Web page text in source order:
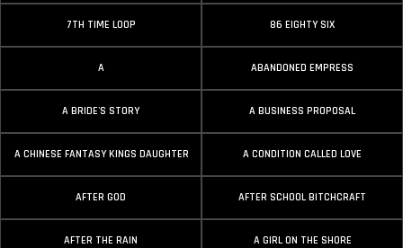
7TH TIME LOOP 86 EIGHTY SIX
A ABANDONED EMPRESS
A BRIDE'S STORY A BUSINESS PROPOSAL
A CHINESE FANTASY KINGS DAUGHTER A CONDITION CALLED LOVE
AFTER GOD AFTER SCHOOL BITCHCRAFT
AFTER THE RAIN A GIRL ON THE SHORE